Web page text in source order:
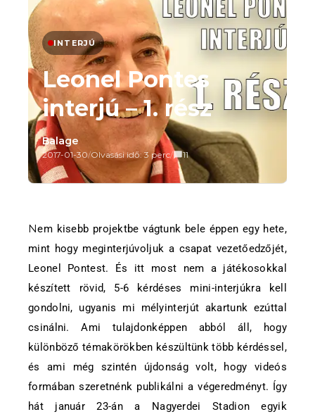
INTERJÚ
Leonel Pontes
interjú – 1. rész
Balage
2017-01-30/Olvasási idő: 3 perc/ 11
Nem kisebb projektbe vágtunk bele éppen egy hete,
mint hogy meginterjúvoljuk a csapat vezetőedzőjét,
Leonel Pontest. És itt most nem a játékosokkal
készített rövid, 5-6 kérdéses mini-interjúkra kell
gondolni, ugyanis mi mélyinterjút akartunk ezúttal
csinálni. Ami tulajdonképpen abból áll, hogy
különböző témakörökben készültünk több kérdéssel,
és ami még szintén újdonság volt, hogy videós
formában szeretnénk publikálni a végeredményt. Így
hát január 23-án a Nagyerdei Stadion egyik